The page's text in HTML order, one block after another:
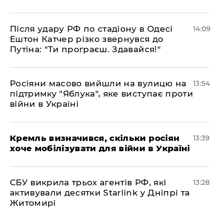
Після удару РФ по стадіону в Одесі
Ештон Катчер різко звернувся до
Путіна: "Ти програєш. Здавайся!"
14:09
Росіяни масово вийшли на вулицю на
підтримку "Яблука", яке виступає проти
війни в Україні
13:54
Кремль визначився, скільки росіян
хоче мобілізувати для війни в Україні
13:39
СБУ викрила трьох агентів РФ, які
активували десятки Starlink у Дніпрі та
Житомирі
13:28